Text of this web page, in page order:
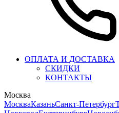
ОПЛАТА И ДОСТАВКА
СКИДКИ
КОНТАКТЫ
Москва
МоскваКазаньСанкт-Петербург